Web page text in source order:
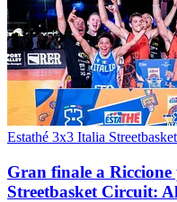
Estathé 3x3 Italia
Gran finale a
Streetbasket Circuit: